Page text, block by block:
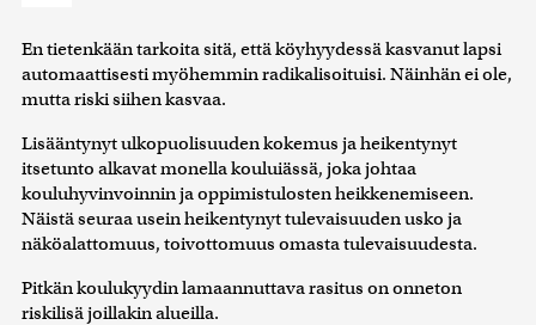
En tietenkään tarkoita sitä, että köyhyydessä kasvanut lapsi
automaattisesti myöhemmin radikalisoituisi. Näinhän ei ole,
mutta riski siihen kasvaa.
Lisääntynyt ulkopuolisuuden kokemus ja heikentynyt
itsetunto alkavat monella kouluiässä, joka johtaa
kouluhyvinvoinnin ja oppimistulosten heikkenemiseen.
Näistä seuraa usein heikentynyt tulevaisuuden usko ja
näköalattomuus, toivottomuus omasta tulevaisuudesta.
Pitkän koulukyydin lamaannuttava rasitus on onneton
riskilisä joillakin alueilla.